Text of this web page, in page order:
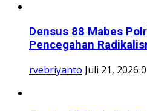
Densus 88 Mabes
Pencegahan
rvebriyanto Juli 21, 2026 0